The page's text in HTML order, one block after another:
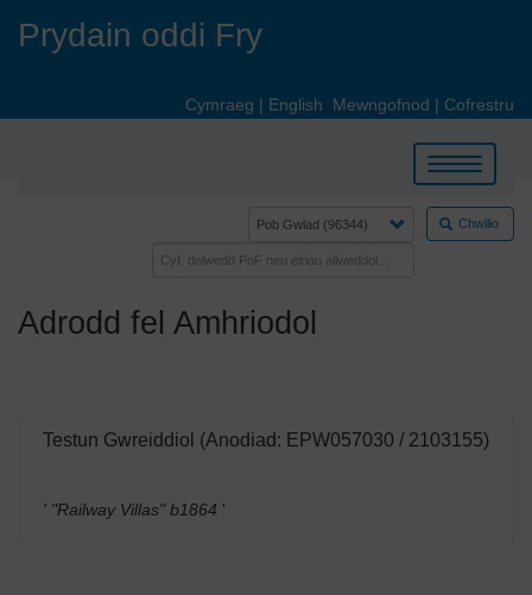
Prydain oddi Fry
Cymraeg | English Mewngofnod | Cofrestru
Toggle
navigation
Chwilio
Adrodd fel Amhriodol
Testun Gwreiddiol (Anodiad: EPW057030 / 2103155)
' "Railway Villas" b1864 '